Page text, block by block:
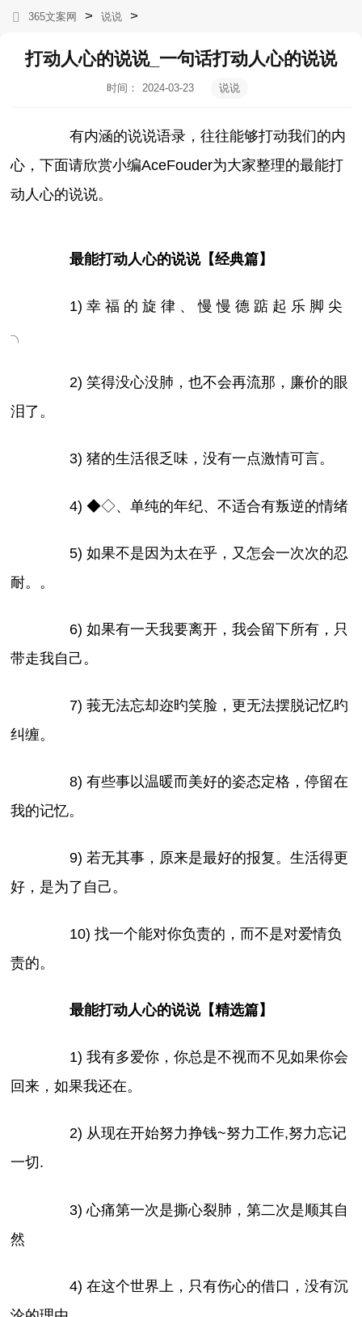
365文案网 > 说说 >
打动人心的说说_一句话打动人心的说说
时间：
2024-03-23
说说
有内涵的说说语录，往往能够打动我们的内
心，下面请欣赏小编AceFouder为大家整理的最能打
动人心的说说。
最能打动人心的说说【经典篇】
1) 幸 福 的 旋 律 、 慢 慢 德 踮 起 乐 脚 尖
╮
2) 笑得没心没肺，也不会再流那，廉价的眼
泪了。
3) 猪的生活很乏味，没有一点激情可言。
4) ◆◇、单纯的年纪、不适合有叛逆的情绪
5) 如果不是因为太在乎，又怎会一次次的忍
耐。。
6) 如果有一天我要离开，我会留下所有，只
带走我自己。
7) 莪无法忘却迩旳笑脸，更无法摆脱记忆旳
纠缠。
8) 有些事以温暖而美好的姿态定格，停留在
我的记忆。
9) 若无其事，原来是最好的报复。生活得更
好，是为了自己。
10) 找一个能对你负责的，而不是对爱情负
责的。
最能打动人心的说说【精选篇】
1) 我有多爱你，你总是不视而不见如果你会
回来，如果我还在。
2) 从现在开始努力挣钱~努力工作,努力忘记
一切.
3) 心痛第一次是撕心裂肺，第二次是顺其自
然
4) 在这个世界上，只有伤心的借口，没有沉